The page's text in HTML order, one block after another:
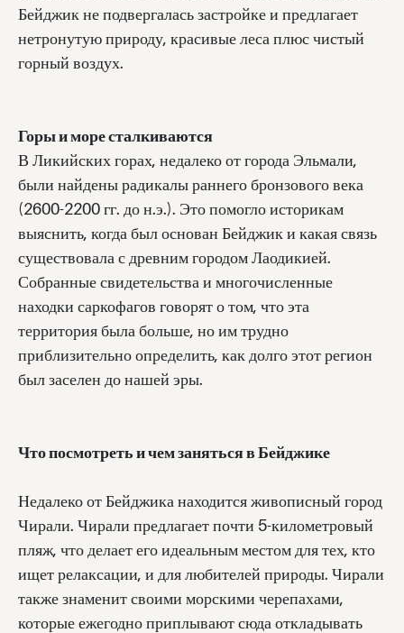
Бейджик не подвергалась застройке и предлагает
нетронутую природу, красивые леса плюс чистый
горный воздух.
Горы и море сталкиваются
В Ликийских горах, недалеко от города Эльмали,
были найдены радикалы раннего бронзового века
(2600-2200 гг. до н.э.). Это помогло историкам
выяснить, когда был основан Бейджик и какая связь
существовала с древним городом Лаодикией.
Собранные свидетельства и многочисленные
находки саркофагов говорят о том, что эта
территория была больше, но им трудно
приблизительно определить, как долго этот регион
был заселен до нашей эры.
Что посмотреть и чем заняться в Бейджике
Недалеко от Бейджика находится живописный город
Чирали. Чирали предлагает почти 5-километровый
пляж, что делает его идеальным местом для тех, кто
ищет релаксации, и для любителей природы. Чирали
также знаменит своими морскими черепахами,
которые ежегодно приплывают сюда откладывать